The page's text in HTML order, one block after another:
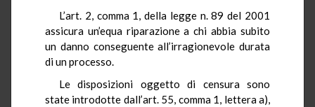
L’art. 2, comma 1, della legge n. 89 del 2001
assicura un’equa riparazione a chi abbia subito
un danno conseguente all’irragionevole durata
di un processo.
Le disposizioni oggetto di censura sono
state introdotte dall’art. 55, comma 1, lettera a),